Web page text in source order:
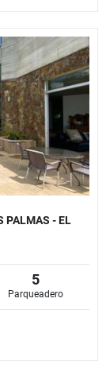
PALMAS - EL
5
Parqueadero